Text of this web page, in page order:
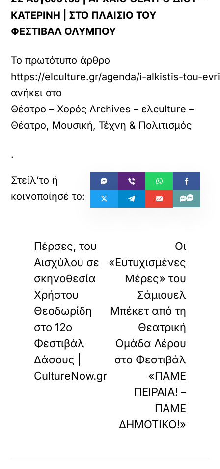
ΚΑΤΕΡΙΝΗ | ΣΤΟ ΠΛΑΙΣΙΟ ΤΟΥ
ΦΕΣΤΙΒΑΛ ΟΛΥΜΠΟΥ
Το πρωτότυπο άρθρο
https://elculture.gr/agenda/i-alkistis-tou-
ανήκει στο
Θέατρο – Χορός Archives – ελculture –
Θέατρο, Μουσική, Τέχνη & Πολιτισμός
.
Πέρσες, του
Αισχύλου σε
σκηνοθεσία
Χρήστου
Θεοδωρίδη
στο 12ο
Φεστιβάλ
Δάσους |
CultureNow.gr
Οι
«Ευτυχισμένες
Μέρες» του
Σάμιουελ
Μπέκετ από τη
Θεατρική
Ομάδα Λέρου
στο Φεστιβάλ
«ΠΑΜΕ
ΠΕΙΡΑΙΑ! –
ΠΑΜΕ
ΔΗΜΟΤΙΚΟ!»